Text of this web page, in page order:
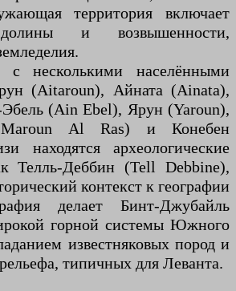
территория включает
и возвышенности,
с несколькими населёнными
(Aitaroun), Айната (Ainata),
(Ain Ebel), Ярун (Yaroun),
Al Ras) и Конебен
находятся археологические
Телль-Деббин (Tell Debbine),
контекст к географии
делает Бинт-Джубайль
горной системы Южного
известняковых пород и
типичных для Леванта.